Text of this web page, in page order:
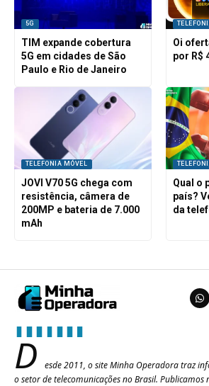
5G
TIM expande cobertura
5G em cidades de São
Paulo e Rio de Janeiro
Oi
por R$
TELEFONIA MÓVEL
JOVI V70 5G chega com
resistência, câmera de
200MP e bateria de 7.000
mAh
Qual o
país?
da
D
esde 2011, o site Minha Operadora traz
o setor de telecomunicações no Brasil. Publicamos